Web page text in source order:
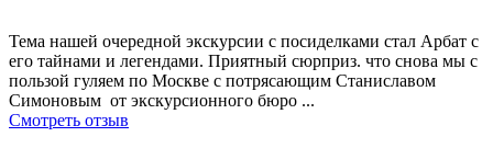
Тема нашей очередной экскурсии с посиделками стал Арбат с
его тайнами и легендами. Приятный сюрприз. что снова мы с
пользой гуляем по Москве с потрясающим Станиславом
Симоновым от экскурсионного бюро ...
Смотреть отзыв